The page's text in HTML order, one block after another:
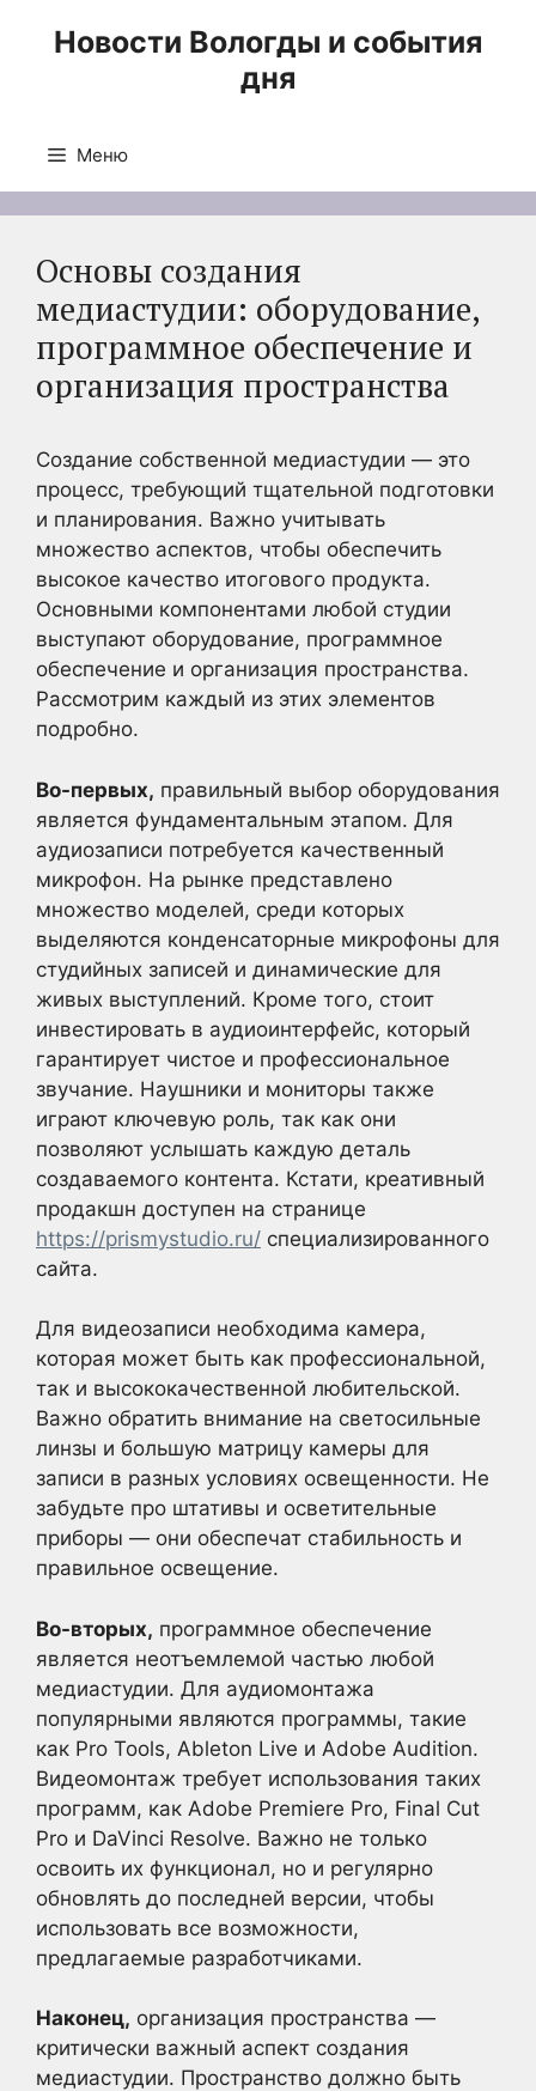
Новости Вологды и события
дня
Меню
Основы создания
медиастудии: оборудование,
программное обеспечение и
организация пространства
Создание собственной медиастудии — это
процесс, требующий тщательной подготовки
и планирования. Важно учитывать
множество аспектов, чтобы обеспечить
высокое качество итогового продукта.
Основными компонентами любой студии
выступают оборудование, программное
обеспечение и организация пространства.
Рассмотрим каждый из этих элементов
подробно.
Во-первых, правильный выбор оборудования
является фундаментальным этапом. Для
аудиозаписи потребуется качественный
микрофон. На рынке представлено
множество моделей, среди которых
выделяются конденсаторные микрофоны для
студийных записей и динамические для
живых выступлений. Кроме того, стоит
инвестировать в аудиоинтерфейс, который
гарантирует чистое и профессиональное
звучание. Наушники и мониторы также
играют ключевую роль, так как они
позволяют услышать каждую деталь
создаваемого контента. Кстати, креативный
продакшн доступен на странице
https://prismystudio.ru/ специализированного
сайта.
Для видеозаписи необходима камера,
которая может быть как профессиональной,
так и высококачественной любительской.
Важно обратить внимание на светосильные
линзы и большую матрицу камеры для
записи в разных условиях освещенности. Не
забудьте про штативы и осветительные
приборы — они обеспечат стабильность и
правильное освещение.
Во-вторых, программное обеспечение
является неотъемлемой частью любой
медиастудии. Для аудиомонтажа
популярными являются программы, такие
как Pro Tools, Ableton Live и Adobe Audition.
Видеомонтаж требует использования таких
программ, как Adobe Premiere Pro, Final Cut
Pro и DaVinci Resolve. Важно не только
освоить их функционал, но и регулярно
обновлять до последней версии, чтобы
использовать все возможности,
предлагаемые разработчиками.
Наконец, организация пространства —
критически важный аспект создания
медиастудии. Пространство должно быть